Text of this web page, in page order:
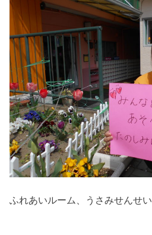
ふれあいルーム、うさみせんせい